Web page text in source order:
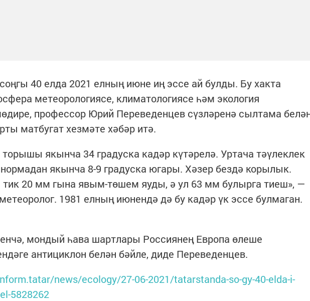
40 елда 2021 елның июне иң эссе ай булды. Бу хакта
метеорологиясе, климатологиясе һәм экология
профессор Юрий Переведенцев сүзләренә сылтама
матбугат хезмәте хәбәр итә.
торышы якынча 34 градуска кадәр күтәрелә. Уртача тәүлеклек
якынча 8-9 градуска югары. Хәзер бездә корылык.
тик 20 мм гына явым-төшем яуды, ә ул 63 мм булырга тиеш», —
1981 елның июнендә дә бу кадәр үк эссе булмаган.
мондый һава шартлары Россиянең Европа өлеше
антициклон белән бәйле, диде Переведенцев.
news/ecology/27-06-2021/tatarstanda-so-gy-40-elda-i-
5828262